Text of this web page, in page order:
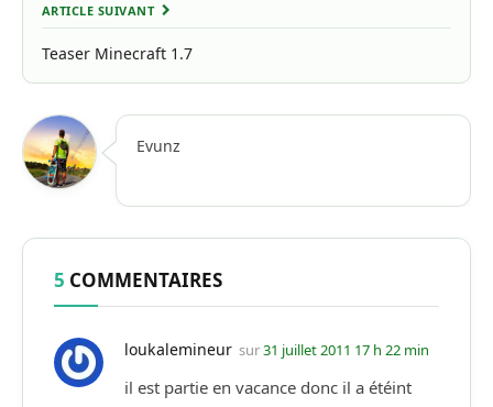
ARTICLE SUIVANT
Teaser Minecraft 1.7
Evunz
5 COMMENTAIRES
loukalemineur sur31 juillet 2011 17 h 22 min
il est partie en vacance donc il a étéint